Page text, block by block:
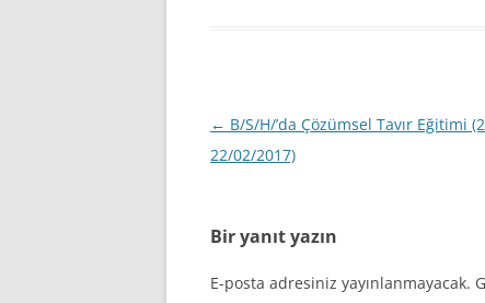
Yazı
dolaşımı
← B/S/H/’da Çözümsel Tavır Eğitimi
22/02/2017)
Bir yanıt yazın
E-posta adresiniz yayınlanmayacak.